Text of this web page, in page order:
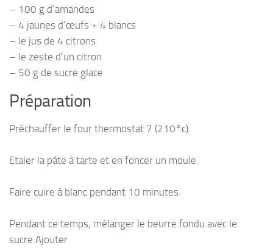
– 100 g d’amandes
– 4 jaunes d’œufs + 4 blancs
– le jus de 4 citrons
– le zeste d’un citron
– 50 g de sucre glace
Préparation
Préchauffer le four thermostat 7 (210°c).
Etaler la pâte à tarte et en foncer un moule.
Faire cuire à blanc pendant 10 minutes.
Pendant ce temps, mélanger le beurre fondu avec le
sucre.Ajouter